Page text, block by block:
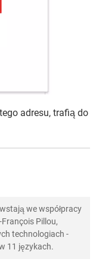
adresu, trafią do
we współpracy
Pillou,
technologiach -
11 językach.